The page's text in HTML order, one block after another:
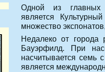
Одной из главных
является
множество
Недалеко от города
Бауэрфилд. При
насчитывается семь
является